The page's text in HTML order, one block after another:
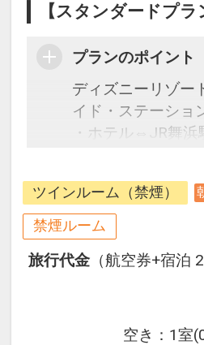
【スタンダードプラ
プランのポイント
ディズニーリゾー
イド・ステーショ
・ホテル⇔JR舞
シャトルバスがご
す。
※運行ダイヤなど
ムページをご覧い
わせください
往復の航空券と
たスタンダード
ツインルーム（禁煙）
禁煙ルーム
旅行代金 （航空券+宿泊
空き： 1室